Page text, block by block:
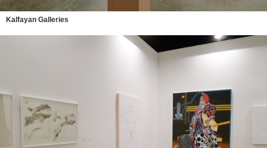
Kalfayan Galleries